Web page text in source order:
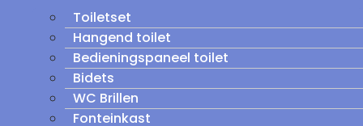
Toiletset
Hangend toilet
Bedieningspaneel toilet
Bidets
WC Brillen
Fonteinkast